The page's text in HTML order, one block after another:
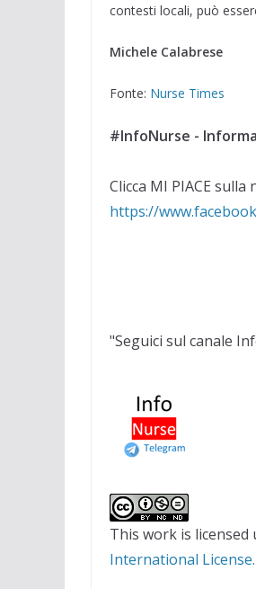
contesti locali, può
Michele Calabrese
Fonte: Nurse Times
#InfoNurse -
Clicca MI PIACE
https://
"Seguici sul canale
This work is licensed
International License.